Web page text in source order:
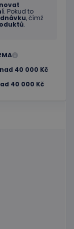
. Pokud to
, čímž
.
nad 40 000 Kč
40 000 Kč